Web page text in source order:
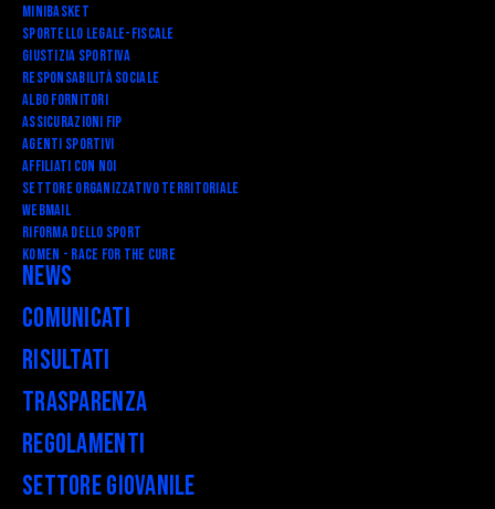
Minibasket
SPORTELLO LEGALE-FISCALE
Giustizia Sportiva
Responsabilità Sociale
Albo fornitori
Assicurazioni FIP
Agenti Sportivi
Affiliati con noi
Settore Organizzativo Territoriale
Webmail
RIFORMA DELLO SPORT
Komen - Race for the Cure
News
Comunicati
Risultati
Trasparenza
Regolamenti
Settore Giovanile